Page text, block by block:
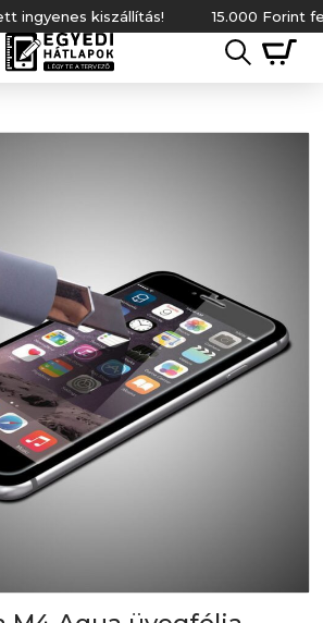
kiszállítás! 15.000 Forint